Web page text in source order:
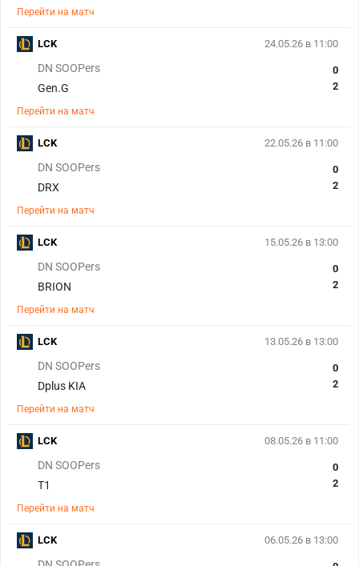
Перейти на матч
24.05.26 в 11:00
DN SOOPers
Gen.G
0
2
Перейти на матч
LCK
22.05.26 в 11:00
DN SOOPers
DRX
0
2
Перейти на матч
LCK
15.05.26 в 13:00
DN SOOPers
BRION
0
2
Перейти на матч
LCK
13.05.26 в 13:00
DN SOOPers
Dplus KIA
0
2
Перейти на матч
LCK
08.05.26 в 11:00
DN SOOPers
T1
0
2
Перейти на матч
LCK
06.05.26 в 13:00
LCK